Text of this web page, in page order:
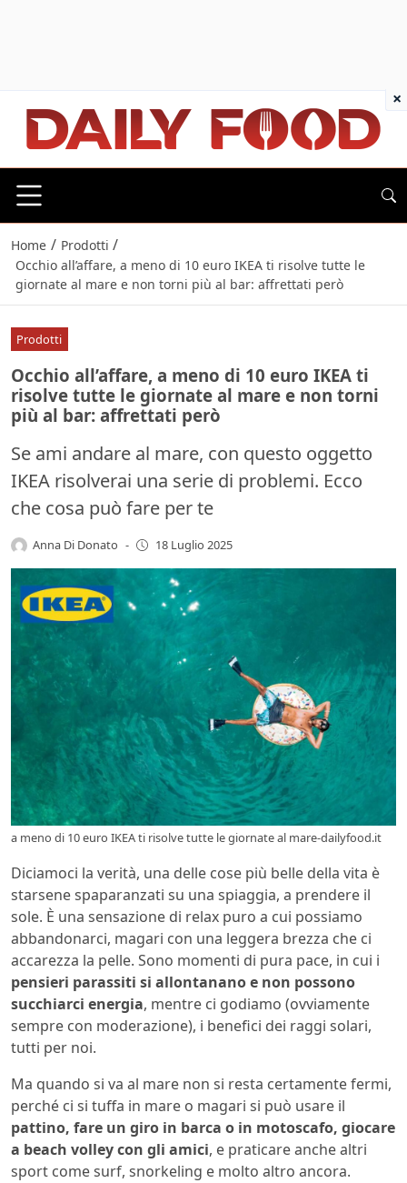
Home / Prodotti /
Occhio all’affare, a meno di 10 euro IKEA ti risolve tutte le
giornate al mare e non torni più al bar: affrettati però
Prodotti
Occhio all’affare, a meno di 10 euro IKEA ti
risolve tutte le giornate al mare e non torni
più al bar: affrettati però
Se ami andare al mare, con questo oggetto
IKEA risolverai una serie di problemi. Ecco
che cosa può fare per te
Anna Di Donato - 18 Luglio 2025
a meno di 10 euro IKEA ti risolve tutte le giornate al mare-dailyfood.it
Diciamoci la verità, una delle cose più belle della vita è
starsene spaparanzati su una spiaggia, a prendere il
sole. È una sensazione di relax puro a cui possiamo
abbandonarci, magari con una leggera brezza che ci
accarezza la pelle. Sono momenti di pura pace, in cui i
pensieri parassiti si allontanano e non possono
succhiarci energia, mentre ci godiamo (ovviamente
sempre con moderazione), i benefici dei raggi solari,
tutti per noi.
Ma quando si va al mare non si resta certamente fermi,
perché ci si tuffa in mare o magari si può usare il
pattino, fare un giro in barca o in motoscafo, giocare
a beach volley con gli amici, e praticare anche altri
sport come surf, snorkeling e molto altro ancora.
×